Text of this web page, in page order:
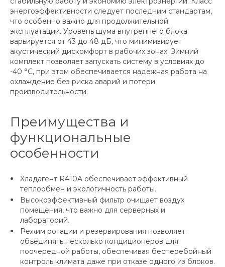
энергоэффективности следует последним стандартам,
что особенно важно для продолжительной
эксплуатации. Уровень шума внутреннего блока
варьируется от 43 до 48 дБ, что минимизирует
акустический дискомфорт в рабочих зонах. Зимний
комплект позволяет запускать систему в условиях до
-40 °C, при этом обеспечивается надёжная работа на
охлаждение без риска аварий и потери
производительности.
Преимущества и
функциональные
особенности
Хладагент R410A обеспечивает эффективный
теплообмен и экологичность работы.
Высокоэффективный фильтр очищает воздух
помещения, что важно для серверных и
лабораторий.
Режим ротации и резервирования позволяет
объединять несколько кондиционеров для
поочередной работы, обеспечивая бесперебойный
контроль климата даже при отказе одного из блоков.